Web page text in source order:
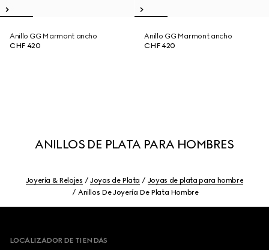
Anillo GG Marmont ancho
CHF 420
Anillo GG Marmont ancho
CHF 420
ANILLOS DE PLATA PARA HOMBRES
Joyería & Relojes Joyas de Plata
Joyas de plata para hombre
Anillos De Joyería De Plata Hombre
LOCALIZADOR DE TIENDAS